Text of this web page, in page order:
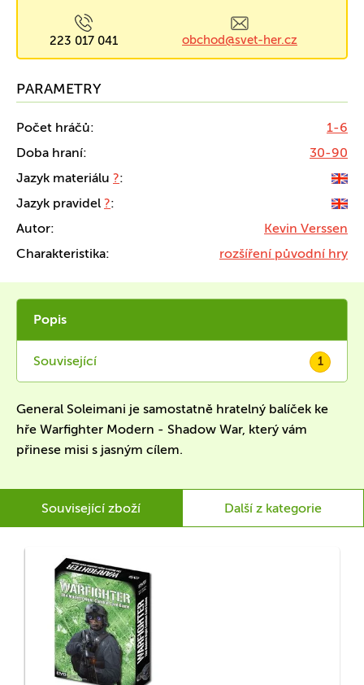
223 017 041 obchod@svet-her.cz
PARAMETRY
Počet hráčů:
1-6
Doba hraní:
30-90
Jazyk materiálu ?:
Jazyk pravidel ?:
Autor:
Kevin Verssen
Charakteristika:
rozšíření původní hry
Popis
Související 1
General Soleimani je samostatně hratelný balíček ke
hře Warfighter Modern - Shadow War, který vám
přinese misi s jasným cílem.
Související zboží Další z kategorie